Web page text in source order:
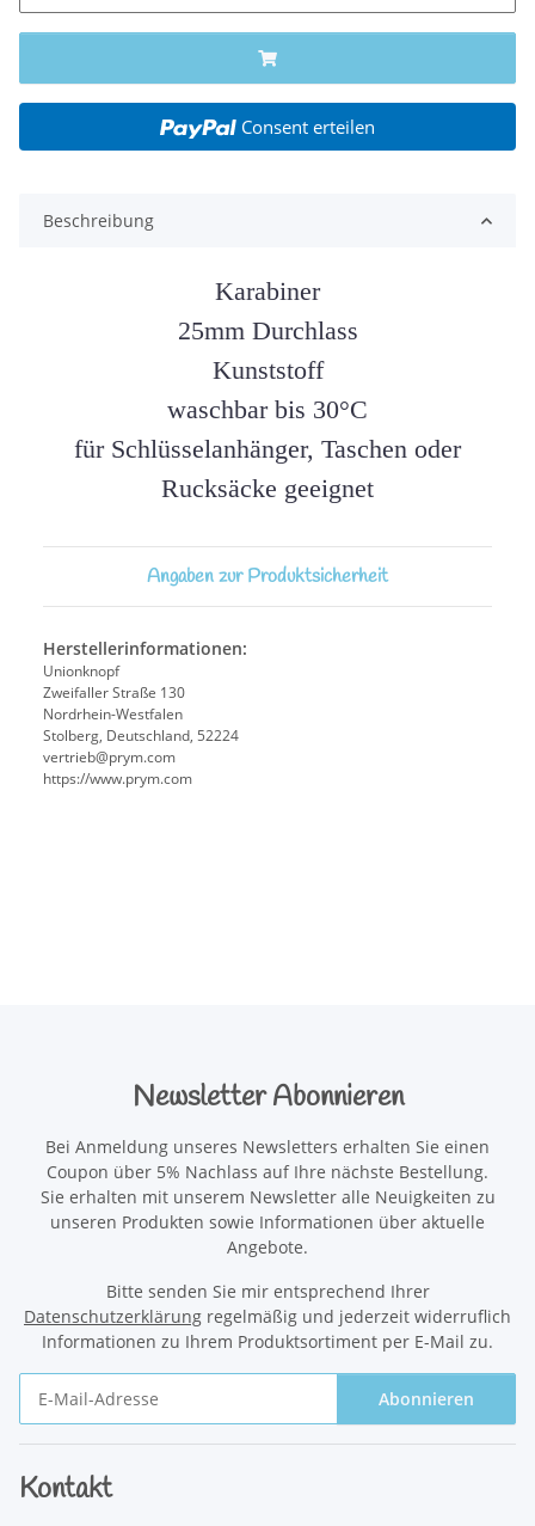
Consent erteilen
Beschreibung
Karabiner
25mm Durchlass
Kunststoff
waschbar bis 30°C
für Schlüsselanhänger, Taschen oder
Rucksäcke geeignet
Angaben zur Produktsicherheit
Herstellerinformationen:
Unionknopf
Zweifaller Straße 130
Nordrhein-Westfalen
Stolberg, Deutschland, 52224
vertrieb@prym.com
https://www.prym.com
Newsletter Abonnieren
Bei Anmeldung unseres Newsletters erhalten Sie einen
Coupon über 5% Nachlass auf Ihre nächste Bestellung.
Sie erhalten mit unserem Newsletter alle Neuigkeiten zu
unseren Produkten sowie Informationen über aktuelle
Angebote.
Bitte senden Sie mir entsprechend Ihrer
Datenschutzerklärung regelmäßig und jederzeit widerruflich
Informationen zu Ihrem Produktsortiment per E-Mail zu.
Abonnieren
Kontakt